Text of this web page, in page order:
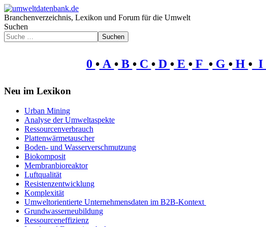
Branchenverzeichnis, Lexikon und Forum für die Umwelt
Suchen
Suchen
0 •A •B •C •D •E •F •G •H •I
Neu im Lexikon
Urban Mining
Analyse der Umweltaspekte
Ressourcenverbrauch
Plattenwärmetauscher
Boden- und Wasserverschmutzung
Biokomposit
Membranbioreaktor
Luftqualität
Resistenzentwicklung
Komplexität
Umweltorientierte Unternehmensdaten im B2B-Kontext
Grundwasserneubildung
Ressourceneffizienz